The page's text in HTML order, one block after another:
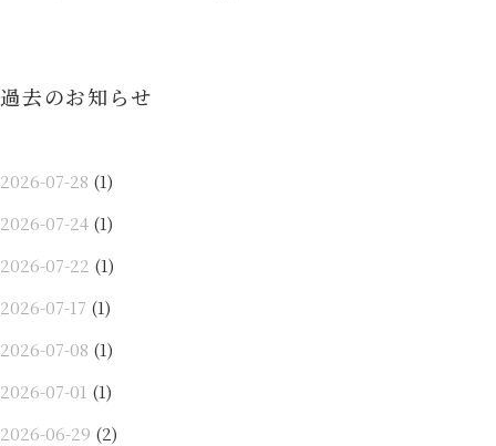
ン
過去のお知らせ
2026-07-28 (1)
2026-07-24 (1)
2026-07-22 (1)
2026-07-17 (1)
2026-07-08 (1)
2026-07-01 (1)
2026-06-29 (2)